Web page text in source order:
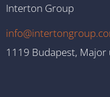
Interton Group
1119 Budapest, Major